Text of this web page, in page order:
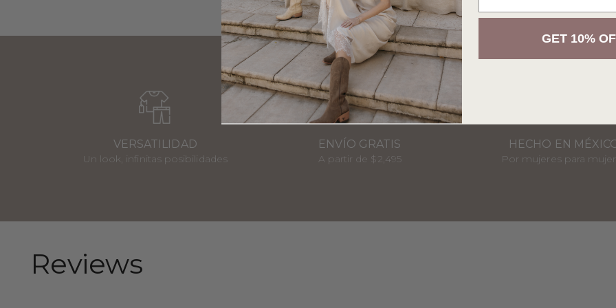
VERSATILIDAD
Un look, infinitas posibilidades
ENVÍO GRATIS
A partir de $2,495
HECHO EN
Por mujeres para
Reviews
GET 10%